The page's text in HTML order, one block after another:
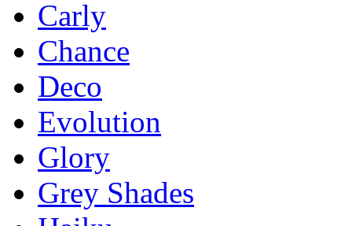
Carly
Chance
Deco
Evolution
Glory
Grey Shades